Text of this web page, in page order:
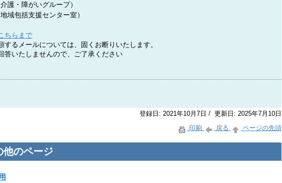
介護・障がいグループ）
地域包括支援センター室）
ちらまで
るメールについては、固くお断りいたします。
答いたしませんので、ご了承ください
登録日: 2021年10月7日 / 更新日: 2025年7月10日
印刷
戻る ページの先頭
他のページ